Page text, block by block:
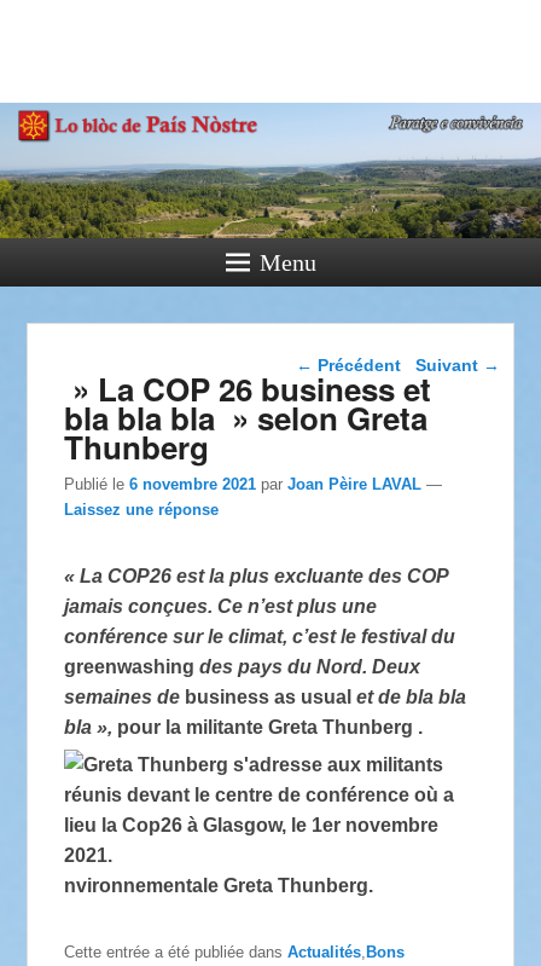
Paratge e Convivència
Menu
Navigation dans les
← Précédent Suivant →
» La COP 26 business et
bla bla bla » selon Greta
Thunberg
Publié le6 novembre 2021 parJoan Pèire LAVAL —
Laissez une réponse
« LaCOP26 est la plus excluante desCOP
jamais conçues. Ce n’est plus une
conférence sur le climat, c’est le festival du
greenwashingdes pays du Nord. Deux
semaines de business as usualet de bla bla
bla », pour la militante Greta Thunberg .
nvironnementale Greta Thunberg.
Cette entrée a été publiée dansActualités Bons